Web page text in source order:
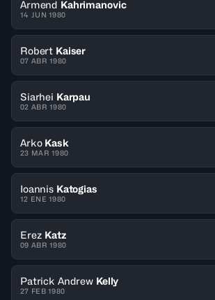
Armend Kahrimanovic
14 JUN 1980
Robert Kaiser
07 ABR 1980
Siarhei Karpau
02 ABR 1980
Arko Kask
23 MAR 1980
Ioannis Katogias
12 ENE 1980
Erez Katz
09 ABR 1980
Patrick Andrew Kelly
27 FEB 1980